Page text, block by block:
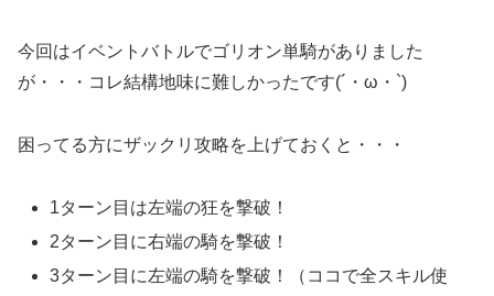
今回はイベントバトルでゴリオン単騎がありました
が・・・コレ結構地味に難しかったです(´・ω・`)
困ってる方にザックリ攻略を上げておくと・・・
1ターン目は左端の狂を撃破！
2ターン目に右端の騎を撃破！
3ターン目に左端の騎を撃破！（ココで全スキル使